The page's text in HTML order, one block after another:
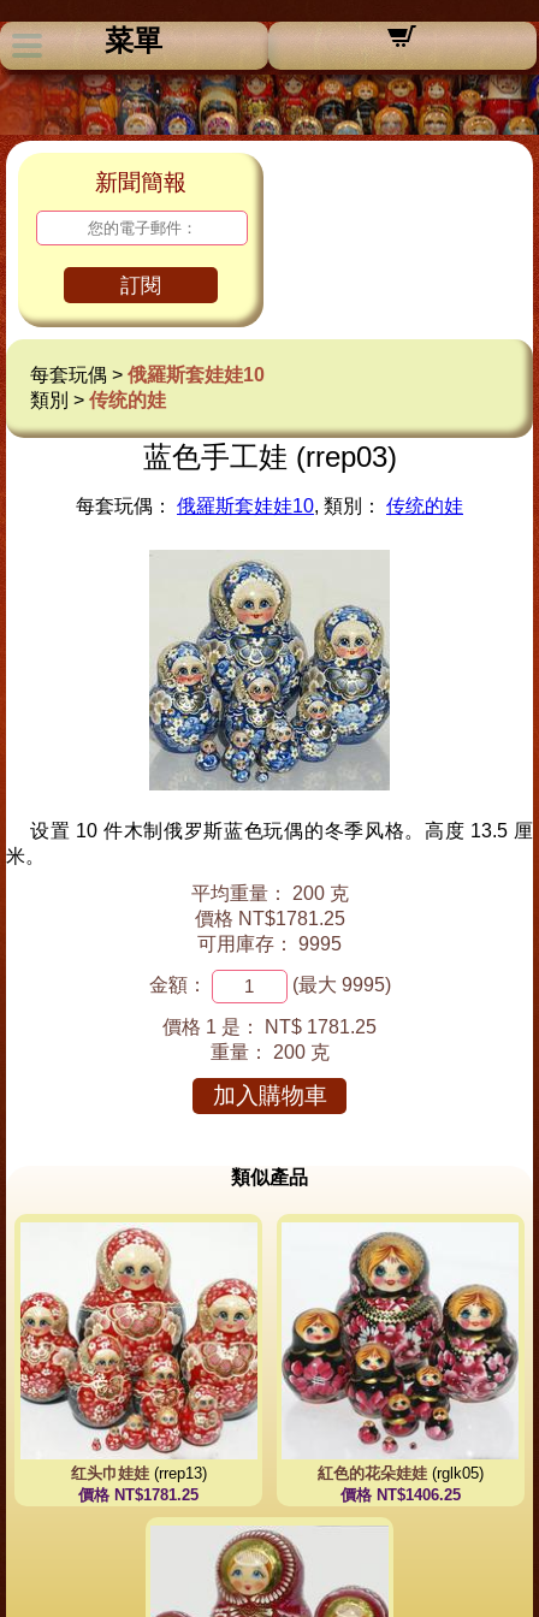
菜單
新聞簡報
訂閱
每套玩偶 > 俄羅斯套娃娃10
類別 > 传统的娃
蓝色手工娃 (rrep03)
每套玩偶： 俄羅斯套娃娃10, 類別： 传统的娃
设置 10 件木制俄罗斯蓝色玩偶的冬季风格。高度 13.5 厘
米。
平均重量： 200 克
價格 NT$1781.25
可用庫存： 9995
金額： (最大 9995)
價格 1 是：
NT$ 1781.25
重量： 200 克
加入購物車
類似產品
红头巾娃娃(rrep13)
價格 NT$1781.25
紅色的花朵娃娃(rglk05)
價格 NT$1406.25